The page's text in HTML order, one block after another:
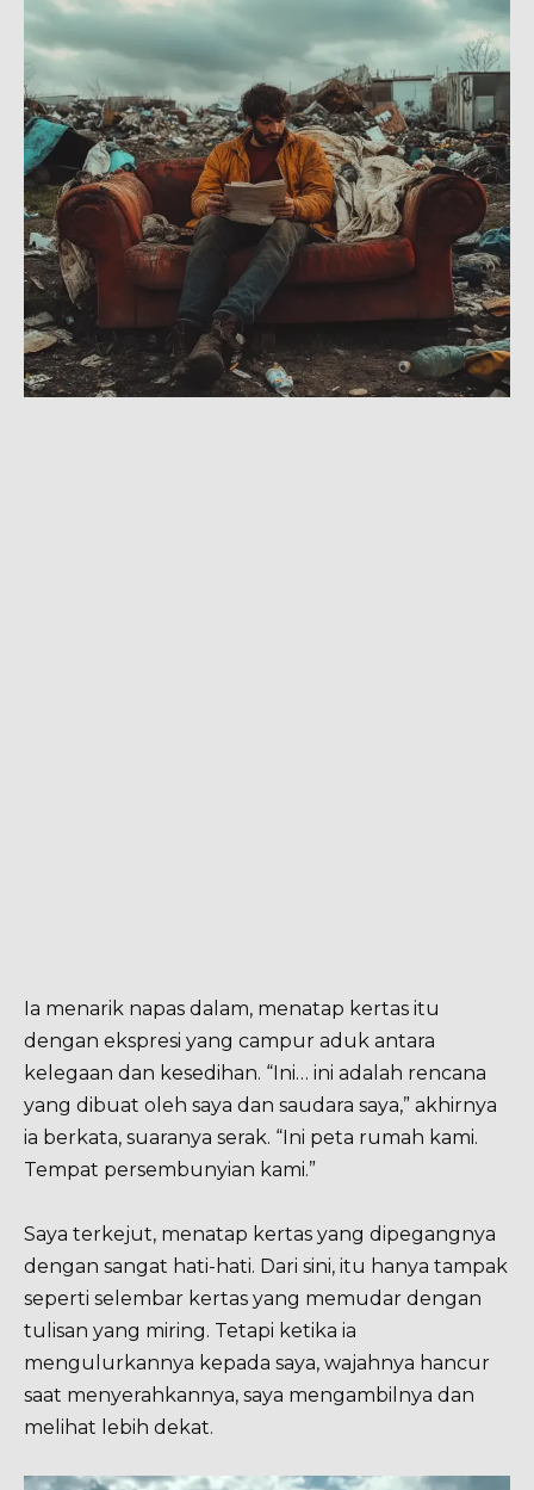
Ia menarik napas dalam, menatap kertas itu
dengan ekspresi yang campur aduk antara
kelegaan dan kesedihan. “Ini… ini adalah rencana
yang dibuat oleh saya dan saudara saya,” akhirnya
ia berkata, suaranya serak. “Ini peta rumah kami.
Tempat persembunyian kami.”
Saya terkejut, menatap kertas yang dipegangnya
dengan sangat hati-hati. Dari sini, itu hanya tampak
seperti selembar kertas yang memudar dengan
tulisan yang miring. Tetapi ketika ia
mengulurkannya kepada saya, wajahnya hancur
saat menyerahkannya, saya mengambilnya dan
melihat lebih dekat.